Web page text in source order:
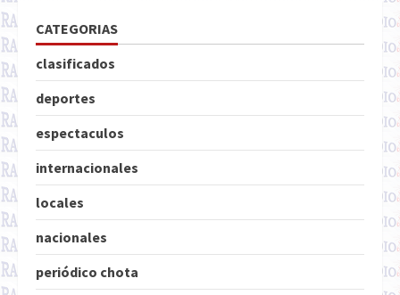
CATEGORIAS
clasificados
deportes
espectaculos
internacionales
locales
nacionales
periódico chota